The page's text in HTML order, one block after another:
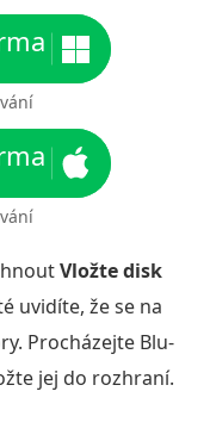
Vložte disk
uvidíte, že se na
Procházejte Blu-
jej do rozhraní.